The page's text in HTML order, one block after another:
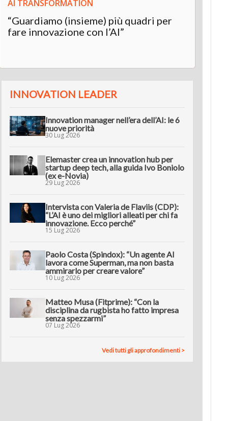
AI TRANSFORMATION
“Guardiamo (insieme) più quadri per
fare innovazione con l’AI”
INNOVATION LEADER
Innovation manager nell’era dell’AI: le 6
nuove priorità
30 Lug 2026
Elemaster crea un innovation hub per
startup deep tech, alla guida Ivo Boniolo
(ex e-Novia)
29 Lug 2026
Intervista con Valeria de Flaviis (CDP):
“L’AI è uno dei migliori alleati per chi fa
innovazione. Ecco perché”
15 Lug 2026
Paolo Costa (Spindox): “Un agente AI
lavora come Superman, ma non basta
ammirarlo per creare valore”
10 Lug 2026
Matteo Musa (Fitprime): “Con la
disciplina da rugbista ho fatto impresa
senza spezzarmi”
07 Lug 2026
Vedi tutti gli approfondimenti >